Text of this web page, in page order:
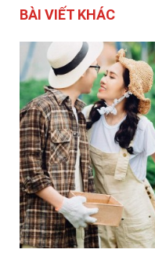
BÀI VIẾT KHÁC